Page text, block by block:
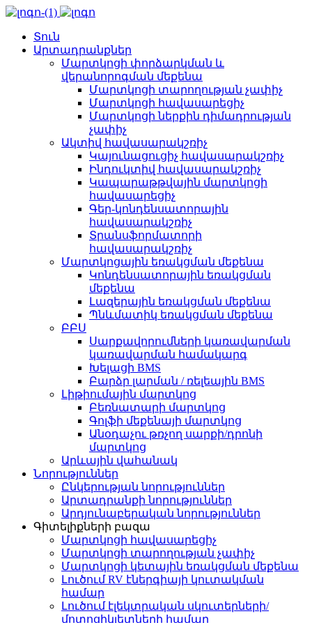
Տուն
Արտադրանքներ
Մարտկոցի փորձարկման և
վերանորոգման մեքենա
Մարտկոցի տարողության չափիչ
Մարտկոցի հավասարեցիչ
Մարտկոցի ներքին դիմադրության
չափիչ
Ակտիվ հավասարակշռիչ
Կայունացուցիչ հավասարակշռիչ
Ինդուկտիվ հավասարակշռիչ
Կապարաթթվային մարտկոցի
հավասարեցիչ
Գեր-կոնդենսատորային
հավասարակշռիչ
Տրանսֆորմատորի
հավասարակշռիչ
Մարտկոցային եռակցման մեքենա
Կոնդենսատորային եռակցման
մեքենա
Լազերային եռակցման մեքենա
Պնևմատիկ եռակցման մեքենա
ԲԲՍ
Սարքավորումների կառավարման
կառավարման համակարգ
Խելացի BMS
Բարձր լարման / ռելեային BMS
Լիթիումային մարտկոց
Բեռնատարի մարտկոց
Գոլֆի մեքենայի մարտկոց
Անօդաչու թռչող սարքի/դրոնի
մարտկոց
Արևային վահանակ
Նորություններ
Ընկերության նորություններ
Արտադրանքի նորություններ
Արդյունաբերական նորություններ
Գիտելիքների բազա
Մարտկոցի հավասարեցիչ
Մարտկոցի տարողության չափիչ
Մարտկոցի կետային եռակցման մեքենա
Լուծում RV էներգիայի կուտակման
համար
Լուծում էլեկտրական սկուտերների/
մոտոցիկլետների համար